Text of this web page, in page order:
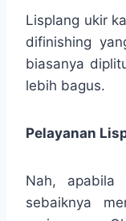
Lisplang ukir
difinishing
biasanya
lebih bagus.
Pelayanan
Nah, apabila
sebaiknya